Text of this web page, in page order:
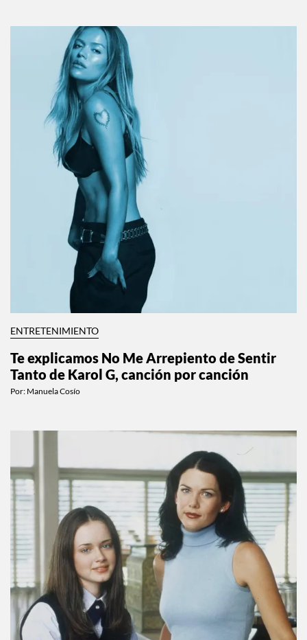
ENTRETENIMIENTO
Te explicamos No Me Arrepiento de Sentir
Tanto de Karol G, canción por canción
Por: Manuela Cosío